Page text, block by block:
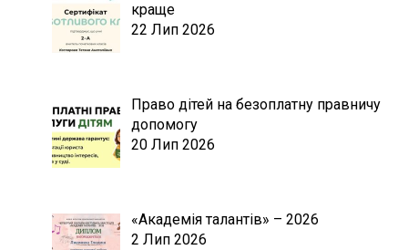
краще
22 Лип 2026
Право дітей на безоплатну правничу
допомогу
20 Лип 2026
«Академія талантів» – 2026
2 Лип 2026